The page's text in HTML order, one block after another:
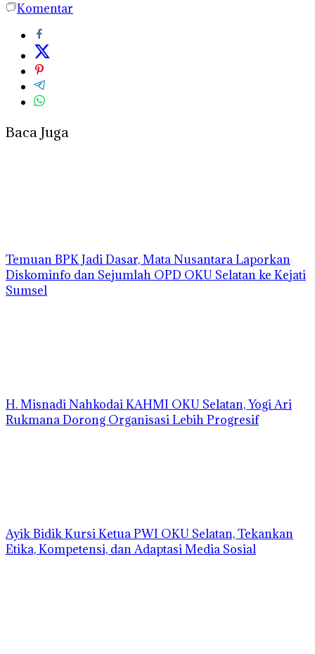
Komentar
Baca Juga
Temuan BPK Jadi Dasar, Mata Nusantara Laporkan
Diskominfo dan Sejumlah OPD OKU Selatan ke Kejati
Sumsel
H. Misnadi Nahkodai KAHMI OKU Selatan, Yogi Ari
Rukmana Dorong Organisasi Lebih Progresif
Ayik Bidik Kursi Ketua PWI OKU Selatan, Tekankan
Etika, Kompetensi, dan Adaptasi Media Sosial